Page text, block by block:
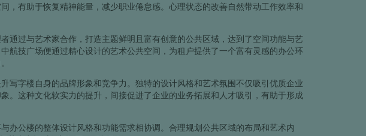
，有助于恢复精神能量，减少职业倦怠感。心理状态的改善自然带动工作效率和
通过与艺术家合作，打造主题鲜明且富有创意的公共区域，达到了空间功能与艺
航技广场便通过精心设计的艺术公共空间，为租户提供了一个富有灵感的办公环
写字楼自身的品牌形象和竞争力。独特的设计风格和艺术氛围不仅吸引优质企业
。这种文化软实力的提升，间接促进了企业的业务拓展和人才吸引，有助于形成
办公楼的整体设计风格和功能需求相协调。合理规划公共区域的布局和艺术内